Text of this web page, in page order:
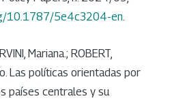
10.1787/5e4c3204-en.
Mariana.; ROBERT,
Las políticas orientadas por
países centrales y su